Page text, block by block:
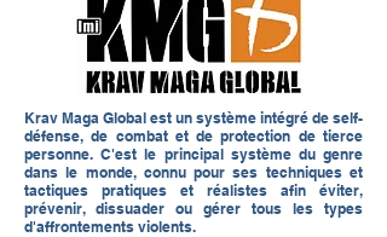
Krav Maga Global est un système intégré de self-
défense, de combat et de protection de tierce
personne. C'est le principal système du genre
dans le monde, connu pour ses techniques et
tactiques pratiques et réalistes afin éviter,
prévenir, dissuader ou gérer tous les types
d'affrontements violents.